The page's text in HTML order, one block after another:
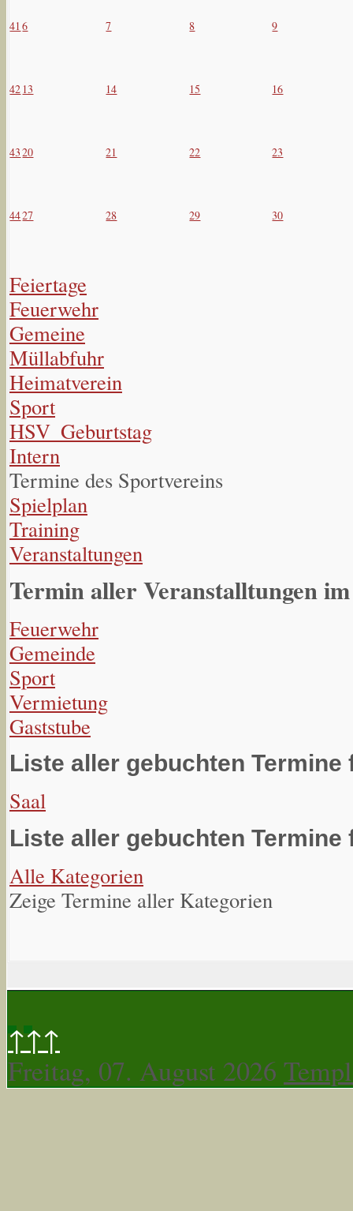
41 6 7 8 9
42 13 14 15 16
4320 21 22 23
4427 28 29 30
Feiertage
Feuerwehr
Gemeine
Müllabfuhr
Heimatverein
Sport
HSV_Geburtstag
Intern
Termine des Sportvereins
Spielplan
Training
Veranstaltungen
Termin aller Veranstalltungen
Feuerwehr
Gemeinde
Sport
Vermietung
Gaststube
Liste aller gebuchten
Saal
Liste aller gebuchten Termine
Alle Kategorien
Zeige Termine aller Kategorien
↑↑↑
Freitag, 07. August 2026